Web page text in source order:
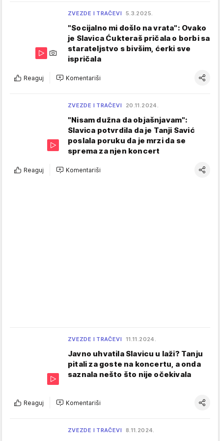
ZVEZDE I TRAČEVI 5.3.2025.
"Socijalno mi došlo na vrata": Ovako
je Slavica Ćukteraš pričala o borbi sa
starateljstvo s bivšim, ćerki sve
ispričala
Reaguj Komentariši
ZVEZDE I TRAČEVI 20.11.2024.
"Nisam dužna da objašnjavam":
Slavica potvrdila da je Tanji Savić
poslala poruku da je mrzi da se
sprema za njen koncert
Reaguj Komentariši
ZVEZDE I TRAČEVI 11.11.2024.
Javno uhvatila Slavicu u laži? Tanju
pitali za goste na koncertu, a onda
saznala nešto što nije očekivala
Reaguj Komentariši
ZVEZDE I TRAČEVI 8.11.2024.